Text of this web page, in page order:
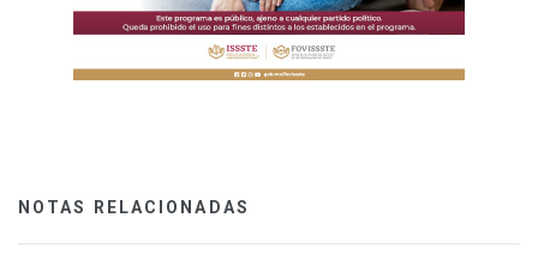
NOTAS RELACIONADAS